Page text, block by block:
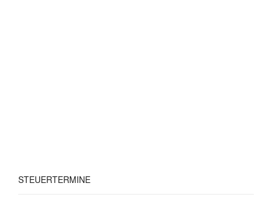
STEUERTERMINE